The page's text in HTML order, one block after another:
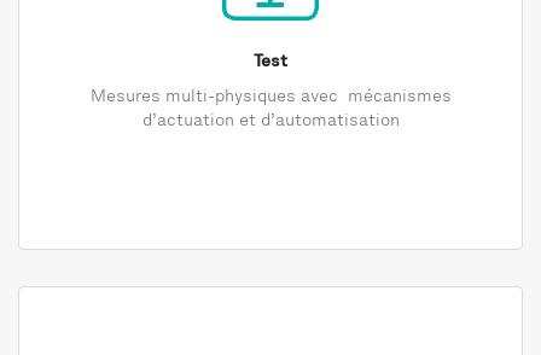
Test
Mesures multi-physiques avec mécanismes
d’actuation et d’automatisation